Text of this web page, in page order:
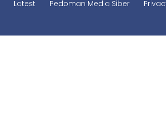
Latest Pedoman Media Siber